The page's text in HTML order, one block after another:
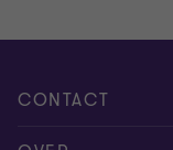
CONTACT